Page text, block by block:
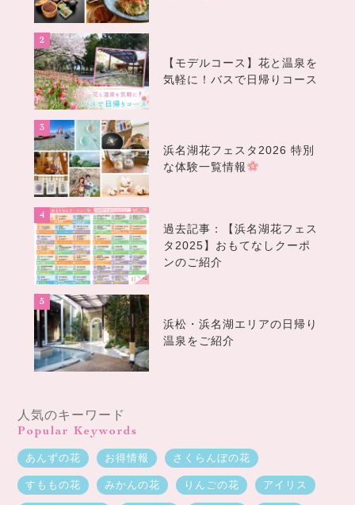
【モデルコース】花と温泉を
気軽に！バスで日帰りコース
浜名湖花フェスタ2026 特別
な体験一覧情報
過去記事：【浜名湖花フェス
タ2025】おもてなしクーポ
ンのご紹介
浜松・浜名湖エリアの日帰り
温泉をご紹介
人気のキーワード
Popular Keywords
あんずの花 お得情報 さくらんぼの花
すももの花 みかんの花 りんごの花 アイリス